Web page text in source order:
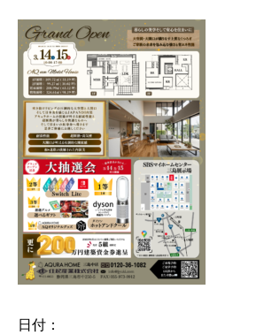
日付：